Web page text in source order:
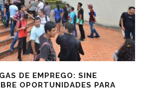
DE EMPREGO: SINE
OPORTUNIDADES PARA